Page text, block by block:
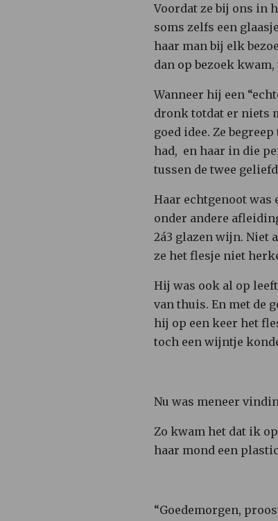
Voordat ze bij ons in
soms zelfs een
haar man bij elk
dan op bezoek
Wanneer hij een
dronk totdat er niets
goed idee. Ze
had, en haar in die
tussen de twee
Haar echtgenoot
onder andere
2á3 glazen wijn. Niet
ze het flesje niet
Hij was ook al op
van thuis. En met de
hij op een keer het
toch een wijntje
Nu was meneer
Zo kwam het dat ik
haar mond een
“Goedemorgen,